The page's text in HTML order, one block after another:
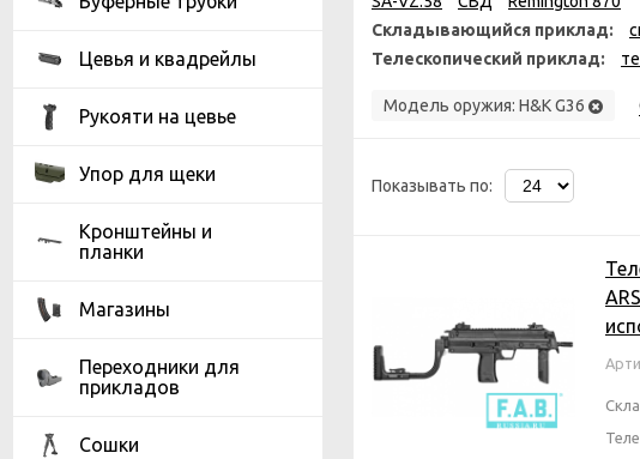
Цевья и квадрейлы
Рукояти на цевье
Упор для щеки
Кронштейны и
планки
Магазины
Переходники для
прикладов
Сошки
Складывающийся приклад:
Телескопический приклад:
Модель оружия: H&K G36
Показывать по: